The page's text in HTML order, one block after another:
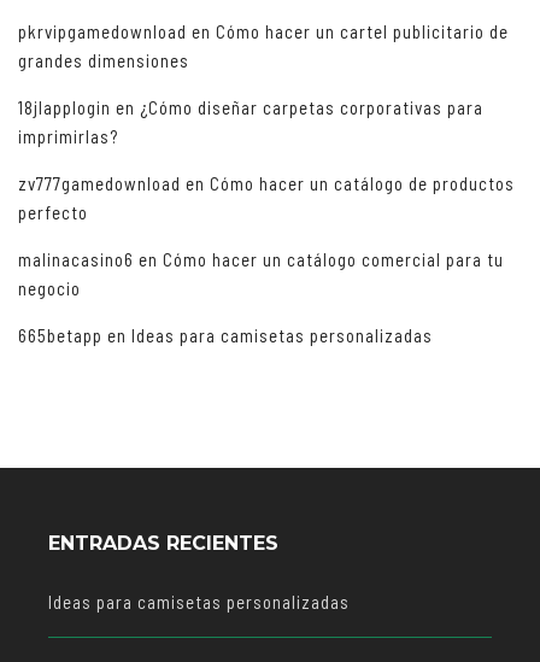
pkrvipgamedownload en Cómo hacer un cartel publicitario de
grandes dimensiones
18jlapplogin en ¿Cómo diseñar carpetas corporativas para
imprimirlas?
zv777gamedownload en Cómo hacer un catálogo de productos
perfecto
malinacasino6 en Cómo hacer un catálogo comercial para tu
negocio
665betapp en Ideas para camisetas personalizadas
ENTRADAS RECIENTES
Ideas para camisetas personalizadas